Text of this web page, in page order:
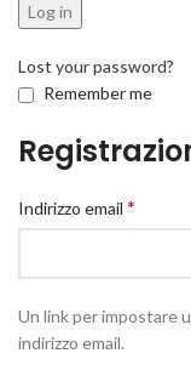
Log in
Lost your password?
Remember me
Indirizzo email *
Un link per impostare
indirizzo email.